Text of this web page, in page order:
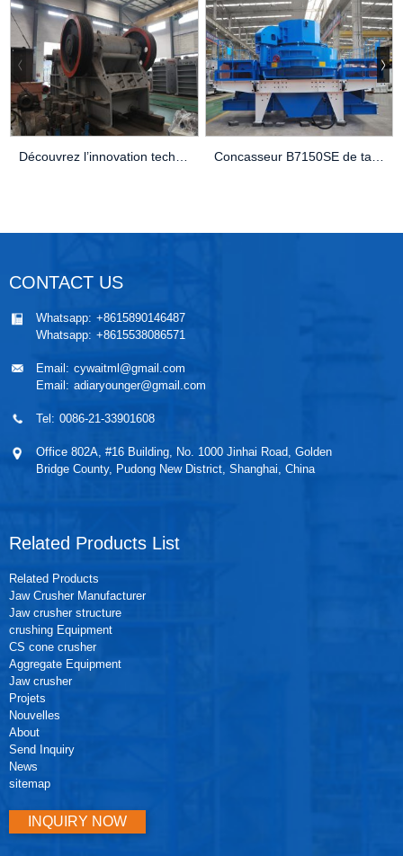
Découvrez l’innovation technique derrière le concasseur à mâchoires C130 Concasseur B7150SE de taille moyenne à vendre
CONTACT US
Whatsapp: +8615890146487
Whatsapp: +8615538086571
Email: cywaitml@gmail.com
Email: adiaryounger@gmail.com
Tel: 0086-21-33901608
Office 802A, #16 Building, No. 1000 Jinhai Road, Golden
Bridge County, Pudong New District, Shanghai, China
Related Products List
Related Products
Jaw Crusher Manufacturer
Jaw crusher structure
crushing Equipment
CS cone crusher
Aggregate Equipment
Jaw crusher
Projets
Nouvelles
About
Send Inquiry
News
sitemap
INQUIRY NOW